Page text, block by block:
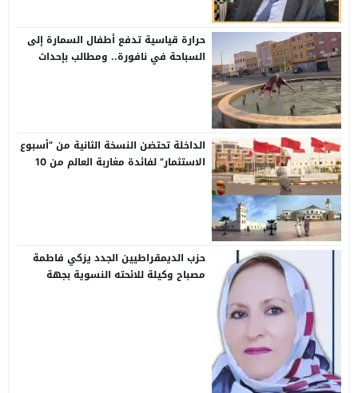
حرارة قياسية تدفع أطفال السمارة إلى
السباحة في نافورة.. ومطالب بإحداث
الداخلة تحتضن النسخة الثانية من “أسبوع
الاستثمار” لفائدة مغاربة العالم من 10
حزب الديمقراطيين الجدد يزكي فاطمة
مصباح وكيلة للائحته النسوية بجهة